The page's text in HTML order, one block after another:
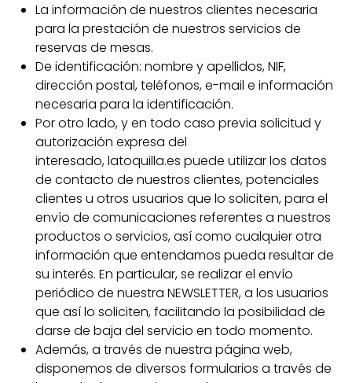
La información de nuestros clientes necesaria
para la prestación de nuestros servicios de
reservas de mesas.
De identificación: nombre y apellidos, NIF,
dirección postal, teléfonos, e-mail e información
necesaria para la identificación.
Por otro lado, y en todo caso previa solicitud y
autorización expresa del
interesado, latoquilla.es puede utilizar los datos
de contacto de nuestros clientes, potenciales
clientes u otros usuarios que lo soliciten, para el
envío de comunicaciones referentes a nuestros
productos o servicios, así como cualquier otra
información que entendamos pueda resultar de
su interés. En particular, se realizar el envío
periódico de nuestra NEWSLETTER, a los usuarios
que así lo soliciten, facilitando la posibilidad de
darse de baja del servicio en todo momento.
Además, a través de nuestra página web,
disponemos de diversos formularios a través de